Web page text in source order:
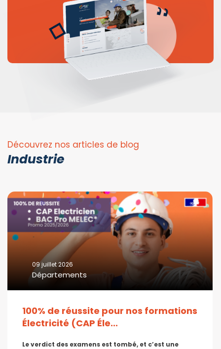
Découvrez nos articles de blog
Industrie
09 juillet 2026
Départements
100% de réussite pour nos formations
Électricité (CAP Éle...
Le verdict des examens est tombé, et c’est une